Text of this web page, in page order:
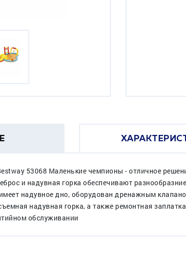
53068 Маленькие чемпионы - отличное
и надувная горка обеспечивают
надувное дно, оборудован дренажным
надувная горка, а также ремонтная
обслуживании